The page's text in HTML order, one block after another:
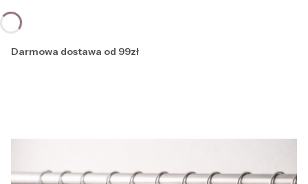
Darmowa dostawa od 99zł